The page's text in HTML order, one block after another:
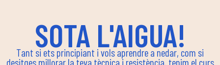
SOTA L'AIGUA!
Tant si ets principiant i vols aprendre a nedar, com si
desitges millorar la teva tècnica i resistència, tenim el curs